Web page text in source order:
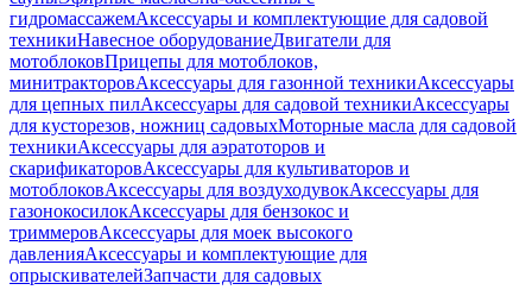
гидромассажемАксессуары и комплектующие для садовой
техникиНавесное оборудованиеДвигатели для
мотоблоковПрицепы для мотоблоков,
минитракторовАксессуары для газонной техникиАксессуары
для цепных пилАксессуары для садовой техникиАксессуары
для кусторезов, ножниц садовыхМоторные масла для садовой
техникиАксессуары для аэратоторов и
скарификаторовАксессуары для культиваторов и
мотоблоковАксессуары для воздуходувокАксессуары для
газонокосилокАксессуары для бензокос и
триммеровАксессуары для моек высокого
давленияАксессуары и комплектующие для
опрыскивателейЗапчасти для садовых